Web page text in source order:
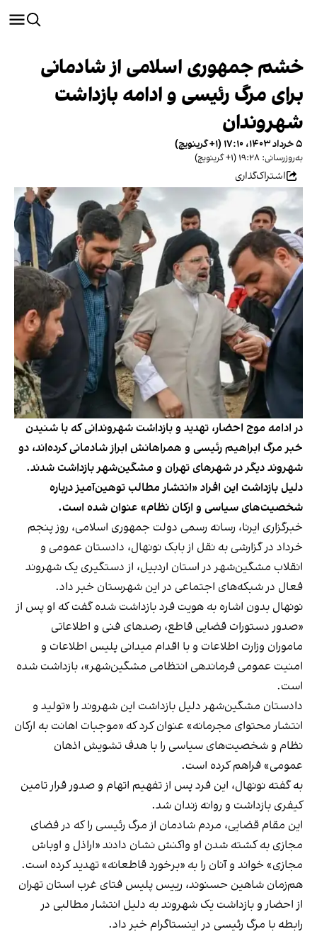
خشم جمهوری اسلامی از شادمانی
برای مرگ رئیسی و ادامه بازداشت
شهروندان
۵ خرداد ۱۴۰۳، ۱۷:۱۰ (‎+۱ گرینویچ)
به‌روزرسانی: ۱۹:۲۸ (‎+۱ گرینویچ)
اشتراک‌گذاری
در ادامه موج احضار، تهدید و بازداشت شهروندانی که با شنیدن
خبر مرگ ابراهیم رئیسی و همراهانش ابراز شادمانی کرده‌اند، دو
شهروند دیگر در شهرهای تهران و مشگین‌شهر بازداشت شدند.
دلیل بازداشت این افراد «انتشار مطالب توهین‌آمیز درباره
شخصیت‌های سیاسی و ارکان نظام» عنوان شده است.
خبرگزاری ایرنا، رسانه رسمی دولت جمهوری اسلامی، روز پنجم
خرداد در گزارشی به نقل از بابک نونهال، دادستان عمومی و
انقلاب مشگین‌شهر در استان اردبیل، از دستگیری یک شهروند
فعال در شبکه‌های اجتماعی در این شهرستان خبر داد.
نونهال بدون اشاره به هویت فرد بازداشت شده گفت که او پس از
«صدور دستورات قضایی قاطع، رصدهای فنی و اطلاعاتی
ماموران وزارت اطلاعات و با اقدام میدانی پلیس اطلاعات و
امنیت عمومی فرماندهی انتظامی مشگین‌شهر»، بازداشت شده
است.
دادستان مشگین‌‌شهر دلیل بازداشت این شهروند را «تولید و
انتشار محتوای مجرمانه» عنوان کرد که «موجبات اهانت به ارکان
نظام و شخصیت‌های سیاسی را با هدف تشویش اذهان
عمومی» فراهم کرده است.
به گفته نونهال، این فرد پس از تفهیم اتهام و صدور قرار تامین
کیفری بازداشت و روانه زندان شد.
این مقام قضایی، مردم شادمان از مرگ رئیسی را که در فضای
مجازی به کشته شدن او واکنش نشان دادند «اراذل و اوباش
مجازی» خواند و آنان را به «برخورد قاطعانه» تهدید کرده است.
هم‌زمان شاهین حسنوند، رییس پلیس فتای غرب استان تهران
از احضار و بازداشت یک شهروند به دلیل انتشار مطالبی در
رابطه با مرگ رئیسی در اینستاگرام خبر داد.